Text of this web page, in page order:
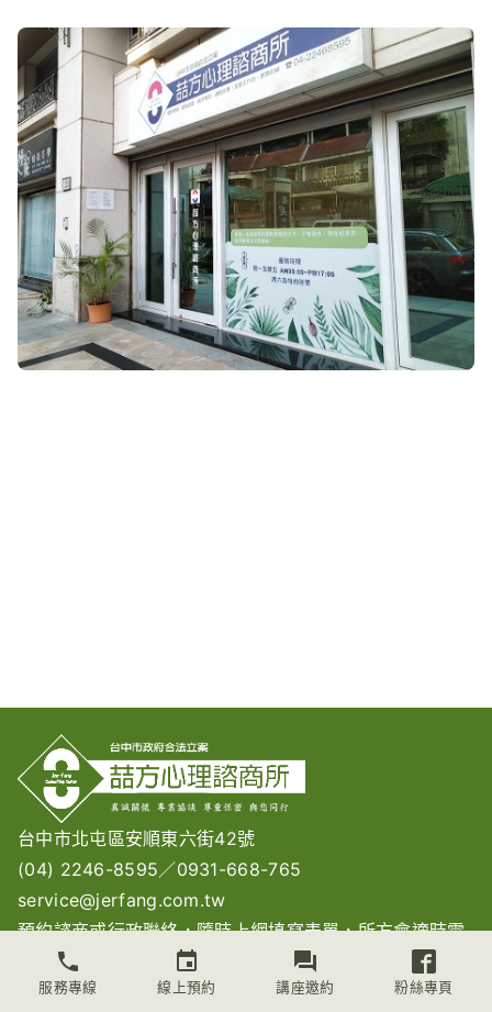
台中市北屯區安順東六街42號
(04) 2246-8595 ／0931-668-765
service@jerfang.com.tw
預約諮商或行政聯絡，隨時上網填寫表單，所方會適時電
話連絡。
與所方電話聯絡：請在週間（一到五）的中午12~2點間來
服務專線 線上預約 講座邀約 粉絲專頁